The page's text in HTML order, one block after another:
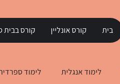
בית קורס אונליין קורס בבית
לימוד אנגלית לימוד